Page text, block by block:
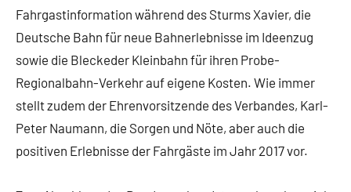
Fahrgastinformation während des Sturms Xavier, die
Deutsche Bahn für neue Bahnerlebnisse im Ideenzug
sowie die Bleckeder Kleinbahn für ihren Probe-
Regionalbahn-Verkehr auf eigene Kosten. Wie immer
stellt zudem der Ehrenvorsitzende des Verbandes, Karl-
Peter Naumann, die Sorgen und Nöte, aber auch die
positiven Erlebnisse der Fahrgäste im Jahr 2017 vor.